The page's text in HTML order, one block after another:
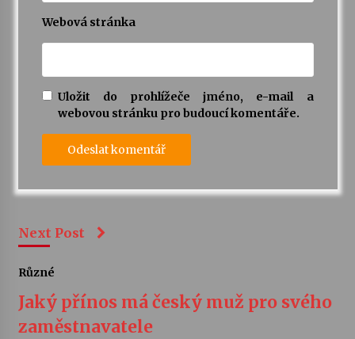
Webová stránka
Uložit do prohlížeče jméno, e-mail a
webovou stránku pro budoucí komentáře.
Next Post
Různé
Jaký přínos má český muž pro svého
zaměstnavatele